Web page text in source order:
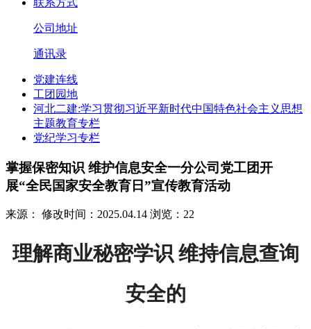
公司地址
通讯录
党建连线
工团园地
河北二建:学习贯彻习近平新时代中国特色社会主义思想
主题教育专栏
党纪学习专栏
掌握保密知识 维护信息安全一分公司党工团开
展“全民国家安全教育日”宣传教育活动
来源： 修改时间：2025.04.14 浏览：22
理解商业秘密学识 维持信息查询
安全的